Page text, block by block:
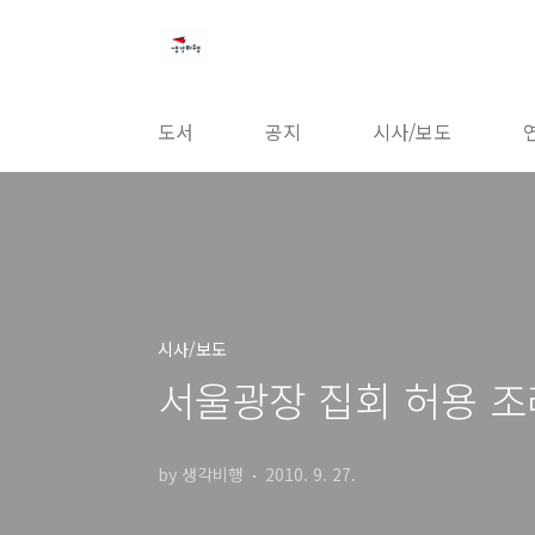
도서 공지 시사/보도
시사/보도
서울광장 집회 허용
by 생각비행 2010. 9. 27.